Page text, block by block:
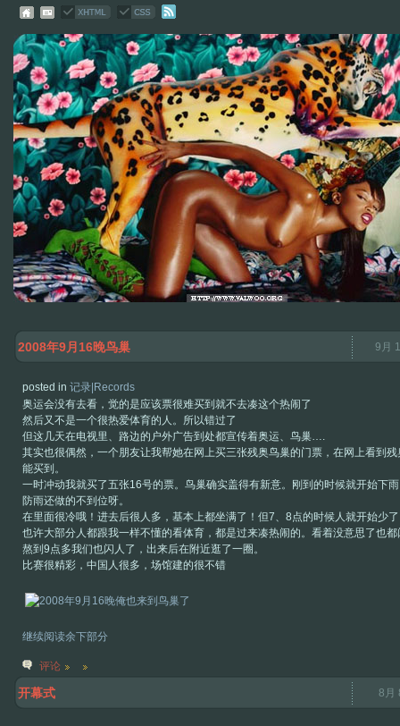
2008年9月16晚鸟巢 9月
posted in 记录|Records
奥运会没有去看，觉的是应该票很难买到就不去凑这个热闹了
然后又不是一个很热爱体育的人。所以错过了
但这几天在电视里、路边的户外广告到处都宣传着奥运、鸟巢….
其实也很偶然，一个朋友让我帮她在网上买三张残奥鸟巢的门票，在网上看到
能买到。
一时冲动我就买了五张16号的票。鸟巢确实盖得有新意。刚到的时候就开始下
防雨还做的不到位呀。
在里面很冷哦！进去后很人多，基本上都坐满了！但7、8点的时候人就开始少了
也许大部分人都跟我一样不懂的看体育，都是过来凑热闹的。看着没意思了也都
熬到9点多我们也闪人了，出来后在附近逛了一圈。
比赛很精彩，中国人很多，场馆建的很不错
继续阅读余下部分
评论
开幕式 8月